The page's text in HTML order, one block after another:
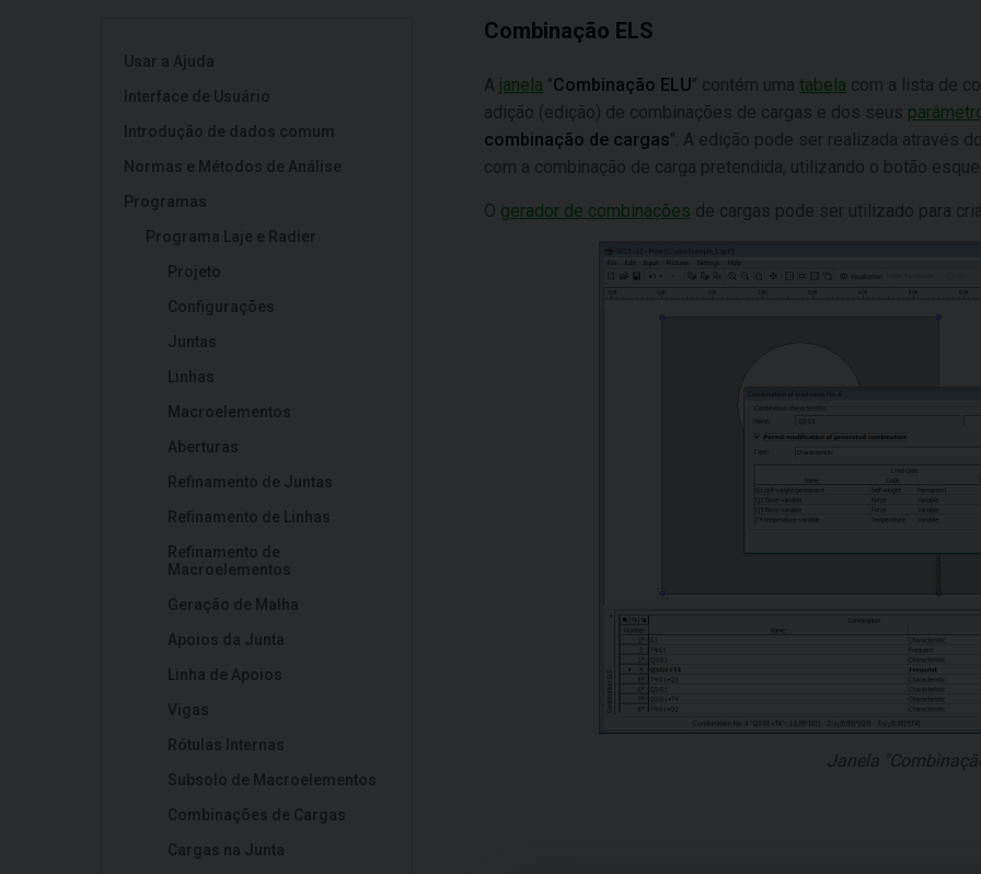
Usar a Ajuda
Interface de Usuário
Introdução de dados comum
Normas e Métodos de Análise
Programas
Programa Laje e Radier
Projeto
Configurações
Juntas
Linhas
Macroelementos
Aberturas
Refinamento de Juntas
Refinamento de Linhas
Refinamento de
Macroelementos
Geração de Malha
Apoios da Junta
Linha de Apoios
Vigas
Rótulas Internas
Subsolo de Macroelementos
Combinações de Cargas
Cargas na Junta
Combinação ELS
A janela "Combinação ELU" contém uma tabela com a lista de
adição (edição) de combinações de cargas e dos seus
combinação de cargas". A edição pode ser realizada através
com a combinação de carga pretendida, utilizando o botão
O gerador de combinações de cargas pode ser utilizado para
Janela